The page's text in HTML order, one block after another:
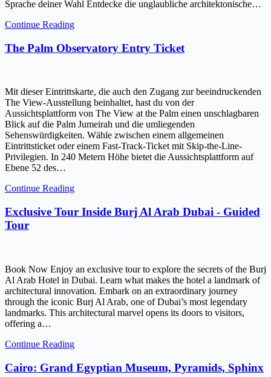
Sprache deiner Wahl Entdecke die unglaubliche architektonische…
Continue Reading
The Palm Observatory Entry Ticket
Mit dieser Eintrittskarte, die auch den Zugang zur beeindruckenden
The View-Ausstellung beinhaltet, hast du von der
Aussichtsplattform von The View at the Palm einen unschlagbaren
Blick auf die Palm Jumeirah und die umliegenden
Sehenswürdigkeiten. Wähle zwischen einem allgemeinen
Eintrittsticket oder einem Fast-Track-Ticket mit Skip-the-Line-
Privilegien. In 240 Metern Höhe bietet die Aussichtsplattform auf
Ebene 52 des…
Continue Reading
Exclusive Tour Inside Burj Al Arab Dubai - Guided
Tour
Book Now Enjoy an exclusive tour to explore the secrets of the Burj
Al Arab Hotel in Dubai. Learn what makes the hotel a landmark of
architectural innovation. Embark on an extraordinary journey
through the iconic Burj Al Arab, one of Dubai’s most legendary
landmarks. This architectural marvel opens its doors to visitors,
offering a…
Continue Reading
Cairo: Grand Egyptian Museum, Pyramids, Sphinx